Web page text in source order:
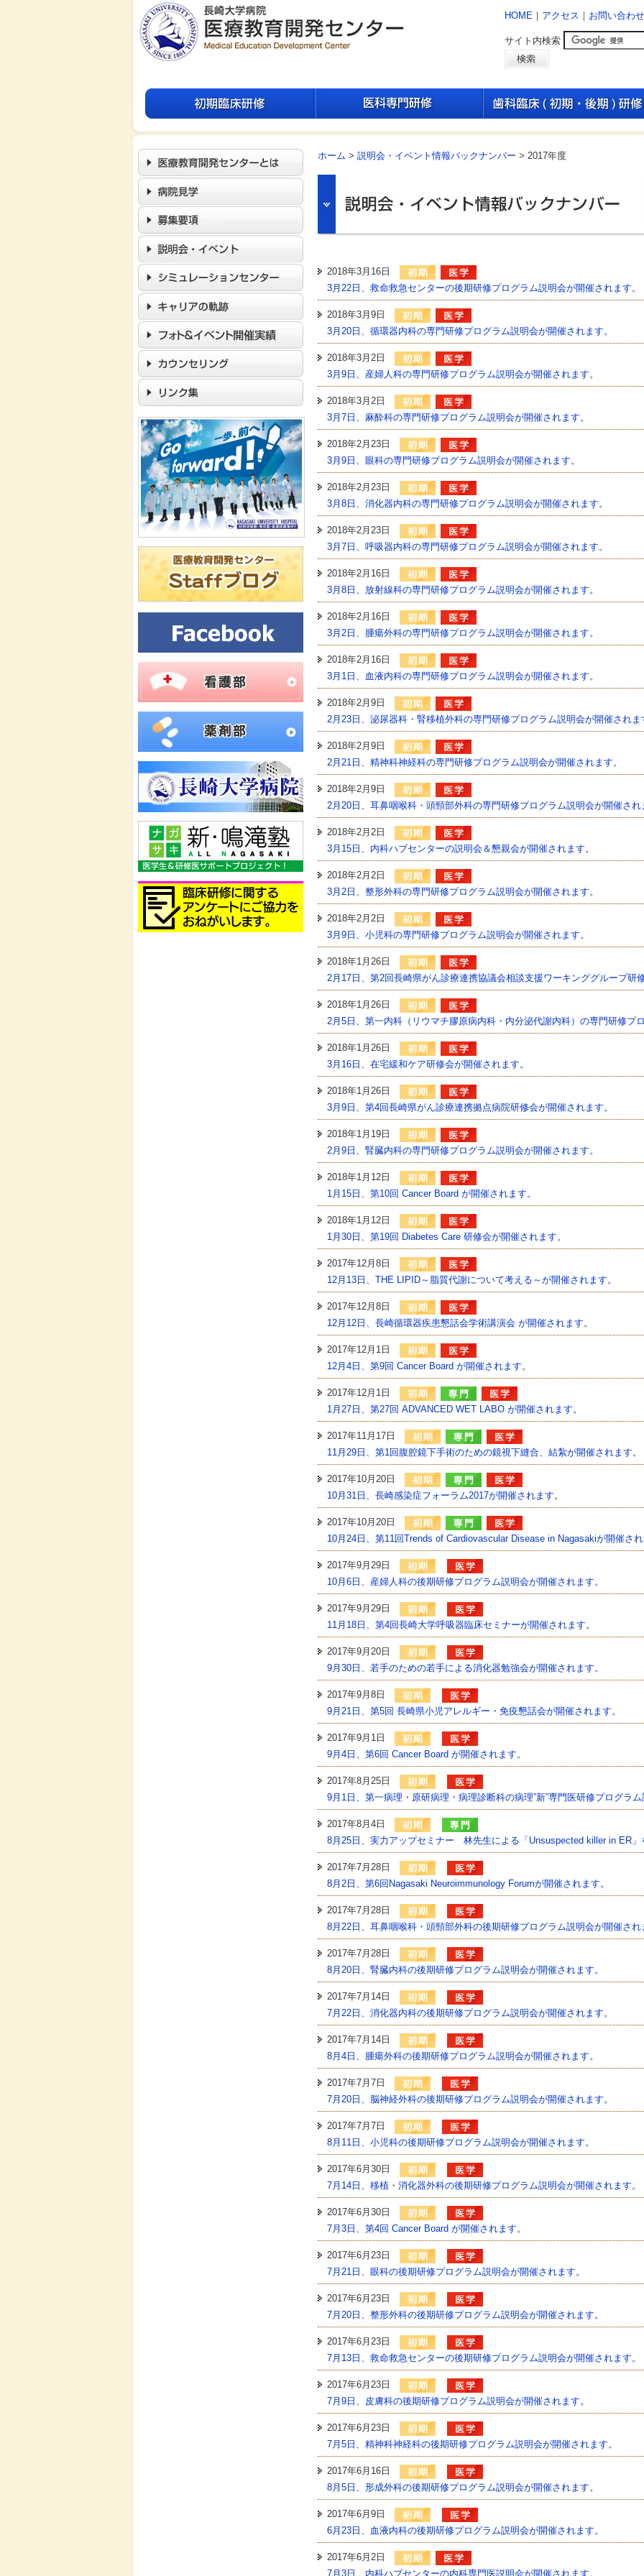
HOME ｜ アクセス ｜ お問い合わせ
サイト内検索
ホーム > 説明会・イベント情報バックナンバー > 2017年度
2018年3月16日
3月22日、救命救急センターの後期研修プログラム説明会が開催されます。
2018年3月9日
3月20日、循環器内科の専門研修プログラム説明会が開催されます。
2018年3月2日
3月9日、産婦人科の専門研修プログラム説明会が開催されます。
2018年3月2日
3月7日、麻酔科の専門研修プログラム説明会が開催されます。
2018年2月23日
3月9日、眼科の専門研修プログラム説明会が開催されます。
2018年2月23日
3月8日、消化器内科の専門研修プログラム説明会が開催されます。
2018年2月23日
3月7日、呼吸器内科の専門研修プログラム説明会が開催されます。
2018年2月16日
3月8日、放射線科の専門研修プログラム説明会が開催されます。
2018年2月16日
3月2日、腫瘍外科の専門研修プログラム説明会が開催されます。
2018年2月16日
3月1日、血液内科の専門研修プログラム説明会が開催されます。
2018年2月9日
2月23日、泌尿器科・腎移植外科の専門研修プログラム説明会が開催されま
2018年2月9日
2月21日、精神科神経科の専門研修プログラム説明会が開催されます。
2018年2月9日
2月20日、耳鼻咽喉科・頭頸部外科の専門研修プログラム説明会が開催され
2018年2月2日
3月15日、内科ハブセンターの説明会＆懇親会が開催されます。
2018年2月2日
3月2日、整形外科の専門研修プログラム説明会が開催されます。
2018年2月2日
3月9日、小児科の専門研修プログラム説明会が開催されます。
2018年1月26日
2月17日、第2回長崎県がん診療連携協議会相談支援ワーキンググループ研
2018年1月26日
2月5日、第一内科（リウマチ膠原病内科・内分泌代謝内科）の専門研修プ
2018年1月26日
3月16日、在宅緩和ケア研修会が開催されます。
2018年1月26日
3月9日、第4回長崎県がん診療連携拠点病院研修会が開催されます。
2018年1月19日
2月9日、腎臓内科の専門研修プログラム説明会が開催されます。
2018年1月12日
1月15日、第10回 Cancer Board が開催されます。
2018年1月12日
1月30日、第19回 Diabetes Care 研修会が開催されます。
2017年12月8日
12月13日、THE LIPID～脂質代謝について考える～が開催されます。
2017年12月8日
12月12日、長崎循環器疾患懇話会学術講演会 が開催されます。
2017年12月1日
12月4日、第9回 Cancer Board が開催されます。
2017年12月1日
1月27日、第27回 ADVANCED WET LABO が開催されます。
2017年11月17日
11月29日、第1回腹腔鏡下手術のための鏡視下縫合、結紮が開催されます。
2017年10月20日
10月31日、長崎感染症フォーラム2017が開催されます。
2017年10月20日
10月24日、第11回Trends of Cardiovascular Disease in Nagasakiが開催され
2017年9月29日
10月6日、産婦人科の後期研修プログラム説明会が開催されます。
2017年9月29日
11月18日、第4回長崎大学呼吸器臨床セミナーが開催されます。
2017年9月20日
9月30日、若手のための若手による消化器勉強会が開催されます。
2017年9月8日
9月21日、第5回 長崎県小児アレルギー・免疫懇話会が開催されます。
2017年9月1日
9月4日、第6回 Cancer Board が開催されます。
2017年8月25日
9月1日、第一病理・原研病理・病理診断科の病理”新”専門医研修プログラム
2017年8月4日
8月25日、実力アップセミナー 林先生による「Unsuspected killer in ER」
2017年7月28日
8月2日、第6回Nagasaki Neuroimmunology Forumが開催されます。
2017年7月28日
8月22日、耳鼻咽喉科・頭頸部外科の後期研修プログラム説明会が開催され
2017年7月28日
8月20日、腎臓内科の後期研修プログラム説明会が開催されます。
2017年7月14日
7月22日、消化器内科の後期研修プログラム説明会が開催されます。
2017年7月14日
8月4日、腫瘍外科の後期研修プログラム説明会が開催されます。
2017年7月7日
7月20日、脳神経外科の後期研修プログラム説明会が開催されます。
2017年7月7日
8月11日、小児科の後期研修プログラム説明会が開催されます。
2017年6月30日
7月14日、移植・消化器外科の後期研修プログラム説明会が開催されます。
2017年6月30日
7月3日、第4回 Cancer Board が開催されます。
2017年6月23日
7月21日、眼科の後期研修プログラム説明会が開催されます。
2017年6月23日
7月20日、整形外科の後期研修プログラム説明会が開催されます。
2017年6月23日
7月13日、救命救急センターの後期研修プログラム説明会が開催されます。
2017年6月23日
7月9日、皮膚科の後期研修プログラム説明会が開催されます。
2017年6月23日
7月5日、精神科神経科の後期研修プログラム説明会が開催されます。
2017年6月16日
8月5日、形成外科の後期研修プログラム説明会が開催されます。
2017年6月9日
6月23日、血液内科の後期研修プログラム説明会が開催されます。
2017年6月2日
7月3日、内科ハブセンターの内科専門医説明会が開催されます。